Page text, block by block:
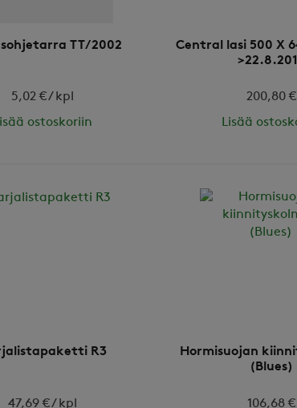
TT/2002
5,02 € / kpl
ostoskoriin
Central lasi 500 X
200,80 €
Lisää
R3
47,69 € / kpl
Hormisuojan
(Blues)
106,68 €